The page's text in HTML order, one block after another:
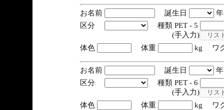
お名前 誕生日
区分
種類 PET - 5
(手入力)
体色
体重 kg ワ
お名前 誕生日
区分
種類 PET - 6
(手入力)
体色
体重 kg ワ